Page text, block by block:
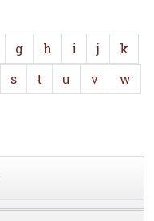
g h i j
k
s t u v
w